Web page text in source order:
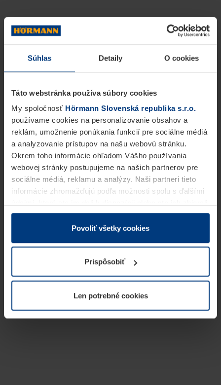
Súhlas Detaily O cookies
Táto webstránka používa súbory cookies
My spoločnosť Hörmann Slovenská republika s.r.o.
používame cookies na personalizovanie obsahov a
reklám, umožnenie ponúkania funkcií pre sociálne médiá
a analyzovanie prístupov na našu webovú stránku.
Okrem toho informácie ohľadom Vášho používania
webovej stránky postupujeme na našich partnerov pre
sociálne médiá, reklamu a analýzy. Naši partneri tieto
informácie zhromažďujú podľa možnosti spolu s ďalšími
v rámci Vášho využívania služieb.
Z právneho hľadiska môžeme cookies ukladať na Vašom
prevádzku tejto stránky. Pre všetky ostatné typy cookie
potrebujeme Vaše povolenie. Vaše povolenie môžete
kedykoľvek zmeniť alebo odvolať vo vysvetlení cookie
našej webovej stránky.
Povoliť všetky cookies
Prispôsobiť
Len potrebné cookies